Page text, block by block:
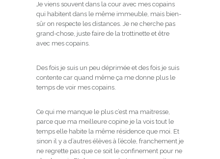
Je viens souvent dans la cour avec mes copains
qui habitent dans le même immeuble, mais bien-
sûr on respecte les distances. Je ne cherche pas
grand-chose, juste faire de la trottinette et être
avec mes copains.
Des fois je suis un peu déprimée et des fois je suis
contente car quand même ça me donne plus le
temps de voir mes copains.
Ce qui me manque le plus c’est ma maitresse,
parce que ma meilleure copine je la vois tout le
temps elle habite la même résidence que moi. Et
sinon il y a d’autres élèves à l’école, franchement je
ne regrette pas que ce soit le confinement pour ne